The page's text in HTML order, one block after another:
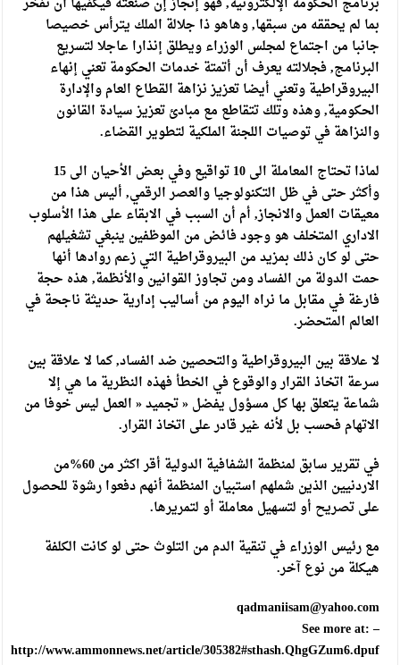
بما لم يحققه من سبقها, وهاهو ذا جلالة الملك يترأس خصيصا
جانبا من اجتماع لمجلس الوزراء ويطلق إنذارا عاجلا لتسريع
البرنامج, فجلالته يعرف أن أتمتة خدمات الحكومة تعني إنهاء
البيروقراطية وتعني أيضا تعزيز نزاهة القطاع العام والإدارة
الحكومية, وهذه وتلك تتقاطع مع مبادئ تعزيز سيادة القانون
والنزاهة في توصيات اللجنة الملكية لتطوير القضاء.
لماذا تحتاج المعاملة الى 10 تواقيع وفي بعض الأحيان الى 15
وأكثر حتى في ظل التكنولوجيا والعصر الرقمي, أليس هذا من
معيقات العمل والانجاز, أم أن السبب في الابقاء على هذا الأسلوب
الاداري المتخلف هو وجود فائض من الموظفين ينبغي تشغيلهم
حتى لو كان ذلك بمزيد من البيروقراطية التي زعم روادها أنها
حمت الدولة من الفساد ومن تجاوز القوانين والأنظمة, هذه حجة
فارغة في مقابل ما نراه اليوم من أساليب إدارية حديثة ناجحة في
العالم المتحضر.
لا علاقة بين البيروقراطية والتحصين ضد الفساد, كما لا علاقة بين
سرعة اتخاذ القرار والوقوع في الخطأ فهذه النظرية ما هي إلا
شماعة يتعلق بها كل مسؤول يفضل « تجميد « العمل ليس خوفا من
الاتهام فحسب بل لأنه غير قادر على اتخاذ القرار.
في تقرير سابق لمنظمة الشفافية الدولية أقر اكثر من 60%من
الاردنيين الذين شملهم استبيان المنظمة أنهم دفعوا رشوة للحصول
على تصريح أو لتسهيل معاملة أو لتمريرها.
مع رئيس الوزراء في تنقية الدم من التلوث حتى لو كانت الكلفة
هيكلة من نوع آخر.
qadmaniisam@yahoo.com
– See more at:
http://www.ammonnews.net/article/305382#sthash.QhgGZum6.dpuf